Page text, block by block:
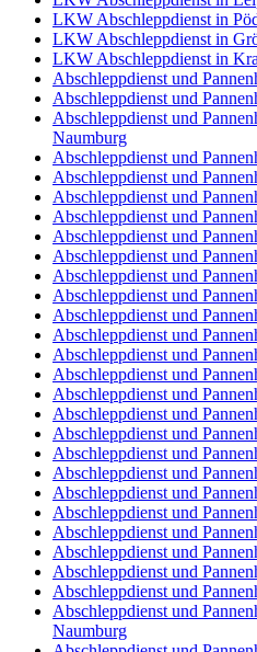
LKW Abschleppdienst in
LKW Abschleppdienst in
LKW Abschleppdienst in
Abschleppdienst und
Abschleppdienst und
Abschleppdienst und
Naumburg
Abschleppdienst und
Abschleppdienst und
Abschleppdienst und
Abschleppdienst und
Abschleppdienst und
Abschleppdienst und
Abschleppdienst und
Abschleppdienst und
Abschleppdienst und
Abschleppdienst und
Abschleppdienst und
Abschleppdienst und
Abschleppdienst und
Abschleppdienst und
Abschleppdienst und
Abschleppdienst und
Abschleppdienst und
Abschleppdienst und
Abschleppdienst und
Abschleppdienst und
Abschleppdienst und
Abschleppdienst und
Abschleppdienst und
Abschleppdienst und
Naumburg